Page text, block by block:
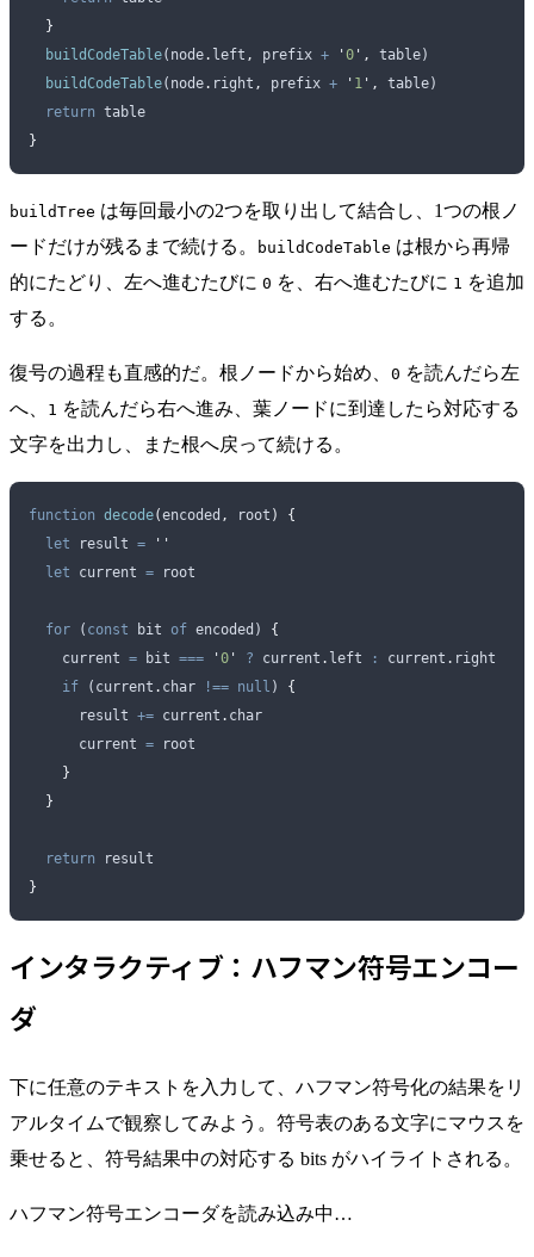
  }
  buildCodeTable
( node. left , prefix + '0 ' , table)
  buildCodeTable
( node. right , prefix + ' 1 ' , table)
  return
table
}
buildTree は毎回最小の2つを取り出して結合し、1つの根ノ
ードだけが残るまで続ける。
buildCodeTable は根から再帰
的にたどり、左へ進むたびに 0 を、右へ進むたびに 1 を追加
する。
復号の過程も直感的だ。根ノードから始め、 0 を読んだら左
へ、
1 を読んだら右へ進み、葉ノードに到達したら対応する
文字を出力し、また根へ戻って続ける。
function decode(encoded , root )
{
  let
result = ''
  let
current = root
  for
( const bit of encoded ) {
    current
= bit === '0 ' ? current . left : current . right
    if
( current . char !== null ) {
      result
+= current . char
      current
= root
    }
  }
  return
result
}
インタラクティブ：ハフマン符号エンコー
ダ
下に任意のテキストを入力して、ハフマン符号化の結果をリ
アルタイムで観察してみよう。符号表のある文字にマウスを
乗せると、符号結果中の対応する bits がハイライトされる。
ハフマン符号エンコーダを読み込み中…